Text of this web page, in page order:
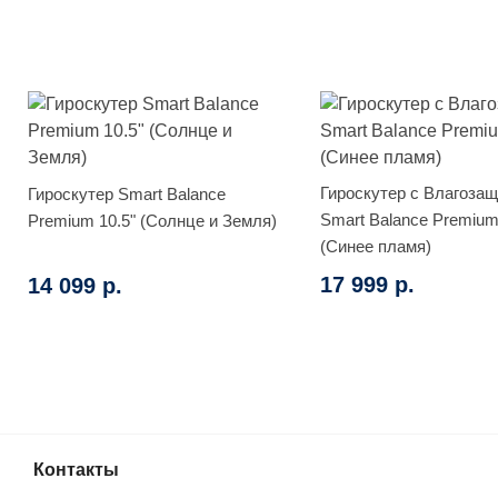
Гироскутер Smart Balance
Premium 10.5" (Солнце и Земля)
14 099 р.
Гироскутер с
Smart Balance
(Синее пламя)
17 999 р.
Контакты